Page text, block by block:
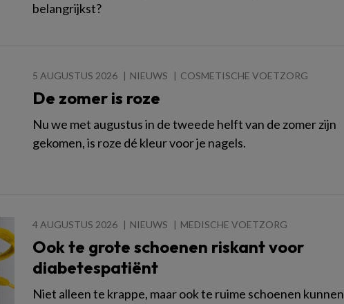
belangrijkst?
5 AUGUSTUS 2026 NIEUWS COSMETISCHE VOETZORG
De zomer is roze
Nu we met augustus in de tweede helft van de zomer zijn
gekomen, is roze dé kleur voor je nagels.
4 AUGUSTUS 2026 NIEUWS MEDISCHE VOETZORG
Ook te grote schoenen riskant voor
diabetespatiënt
Niet alleen te krappe, maar ook te ruime schoenen kunnen